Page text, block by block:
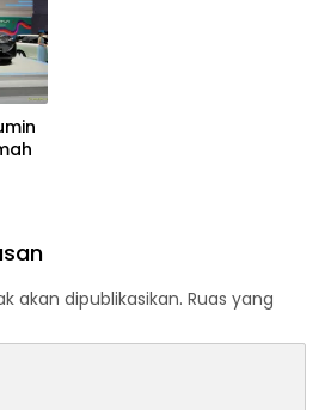
akan dipublikasikan. Ruas yang